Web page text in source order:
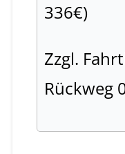
336€)
Zzgl.
Rückweg